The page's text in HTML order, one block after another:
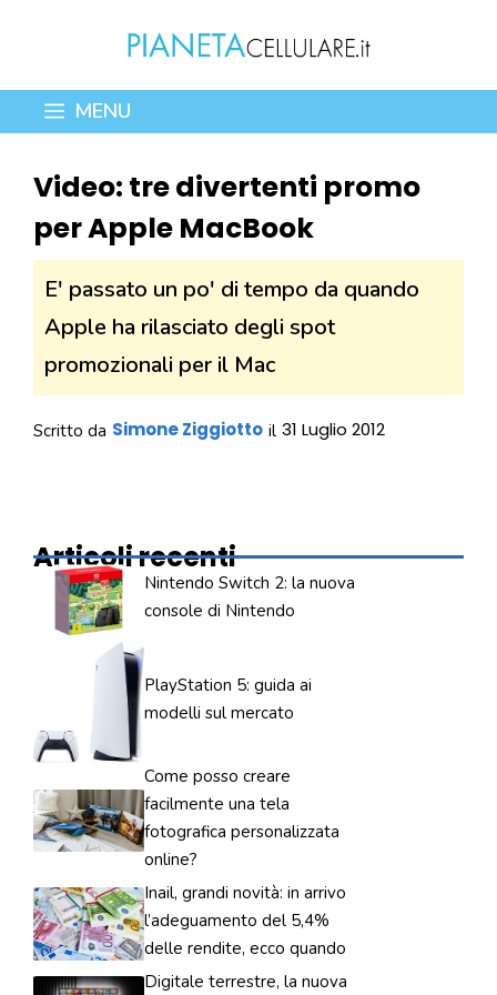
contenuto
MENU
Video: tre divertenti promo
per Apple MacBook
E' passato un po' di tempo da quando
Apple ha rilasciato degli spot
promozionali per il Mac
Scritto da Simone Ziggiotto il 31 Luglio 2012
Articoli recenti
Nintendo Switch 2: la nuova
console di Nintendo
PlayStation 5: guida ai
modelli sul mercato
Come posso creare
facilmente una tela
fotografica personalizzata
online?
Inail, grandi novità: in arrivo
l’adeguamento del 5,4%
delle rendite, ecco quando
Digitale terrestre, la nuova